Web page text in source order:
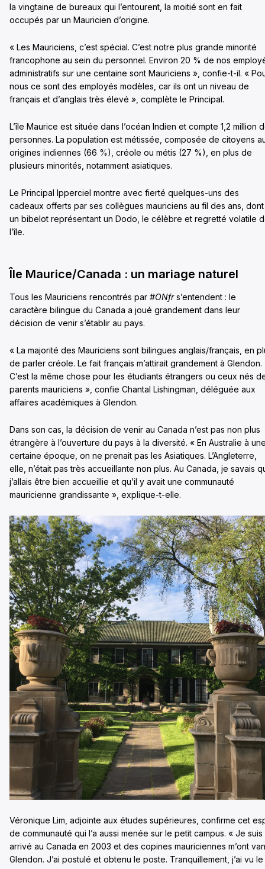
la vingtaine de bureaux qui l’entourent, la moitié sont en fait
occupés par un Mauricien d’origine.
« Les Mauriciens, c’est spécial. C’est notre plus grande minorité
francophone au sein du personnel. Environ 20 % de nos
administratifs sur une centaine sont Mauriciens », confie-t-il. «
nous ce sont des employés modèles, car ils ont un niveau de
français et d’anglais très élevé », complète le Principal.
L’île Maurice est située dans l’océan Indien et compte 1,2 million
personnes. La population est métissée, composée de citoyens
origines indiennes (66 %), créole ou métis (27 %), en plus de
plusieurs minorités, notamment asiatiques.
Le Principal Ipperciel montre avec fierté quelques-uns des
cadeaux offerts par ses collègues mauriciens au fil des ans, dont
un bibelot représentant un Dodo, le célèbre et regretté volatile
l’île.
Île Maurice/Canada : un mariage naturel
Tous les Mauriciens rencontrés par #ONfrs’entendent : le
caractère bilingue du Canada a joué grandement dans leur
décision de venir s’établir au pays.
« La majorité des Mauriciens sont bilingues anglais/français, en
de parler créole. Le fait français m’attirait grandement à Glendon.
C’est la même chose pour les étudiants étrangers ou ceux nés
parents mauriciens », confie Chantal Lishingman, déléguée aux
affaires académiques à Glendon.
Dans son cas, la décision de venir au Canada n’est pas non plus
étrangère à l’ouverture du pays à la diversité. « En Australie à
certaine époque, on ne prenait pas les Asiatiques. L’Angleterre,
elle, n’était pas très accueillante non plus. Au Canada, je savais
j’allais être bien accueillie et qu’il y avait une communauté
mauricienne grandissante », explique-t-elle.
Véronique Lim, adjointe aux études supérieures, confirme cet
de communauté qui l’a aussi menée sur le petit campus. « Je suis
arrivé au Canada en 2003 et des copines mauriciennes m’ont
Glendon. J’ai postulé et obtenu le poste. Tranquillement, j’ai vu le